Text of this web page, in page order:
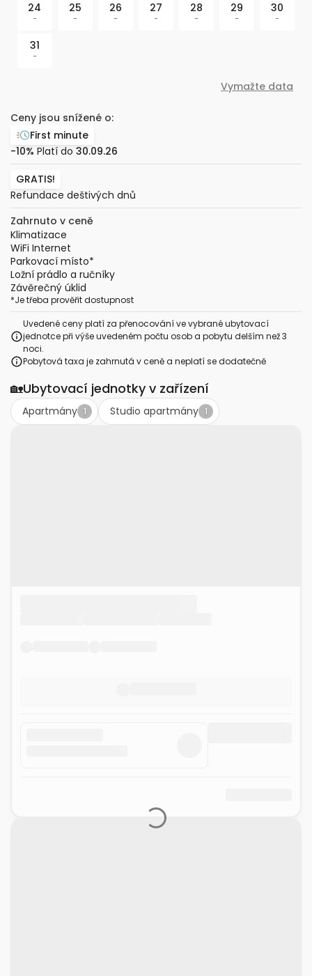
24
-
25
-
26
-
27
-
28
-
29
-
30
-
31
-
Vymažte data
Ceny jsou snížené o:
First minute
-10% Platí do 30.09.26
GRATIS!
Refundace deštivých dnů
Zahrnuto v ceně
Klimatizace
WiFi Internet
Parkovací místo*
Ložní prádlo a ručníky
Závěrečný úklid
*Je třeba prověřit dostupnost
Uvedené ceny platí za přenocování ve vybrané ubytovací
jednotce při výše uvedeném počtu osob a pobytu delším než 3
noci.
Pobytová taxa je zahrnutá v ceně a neplatí se dodatečně
🏡Ubytovací jednotky v zařízení
Apartmány 1 Studio apartmány 1